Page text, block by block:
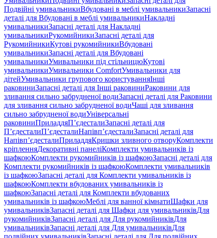
Подвійні умивальникиВбудовані в меблі умивальникиЗапасні
деталі для Вбудовані в меблі умивальникиНакладні
умивальникиЗапасні деталі для Накладні
умивальникиРукомийникиЗапасні деталі для
РукомийникиКутові рукомийникиВбудовані
умивальникиЗапасні деталі для Вбудовані
умивальникиУмивальники під стільницюКутові
умивальникиУмивальники ComfortУмивальники для
дітейУмивальники групового користуванняІнші
раковиниЗапасні деталі для Інші раковиниРаковини для
зливання сильно забрудненої водиЗапасні деталі для Раковини
для зливання сильно забрудненої водиЧаші для зливання
сильно забрудненої водиУніверсальні
раковиниПриладдяП’єдесталиЗапасні деталі для
П’єдесталиП’єдесталиНапівп’єдесталиЗапасні деталі для
Напівп’єдесталиПриладдяКришки зливного отворуКомплекти
кріпленняДекоративні панеліКомплекти умивальників із
шафкоюКомплекти рукомийників із шафкоюЗапасні деталі для
Комплекти рукомийників із шафкоюКомплекти умивальників
із шафкоюЗапасні деталі для Комплекти умивальників із
шафкоюКомплекти вбудованих умивальників із
шафкоюЗапасні деталі для Комплекти вбудованих
умивальників із шафкоюМеблі для ванної кімнатиШафки для
умивальниківЗапасні деталі для Шафки для умивальниківДля
рукомийниківЗапасні деталі для Для рукомийниківДля
умивальниківЗапасні деталі для Для умивальниківДля
подвійних умивальниківЗапасні деталі для Для подвійних